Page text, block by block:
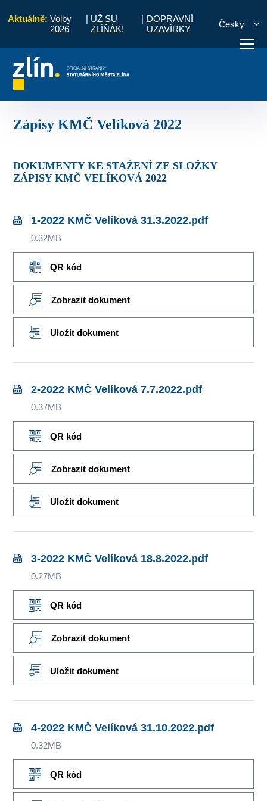
Aktuálně: Volby
2026
| UŽ SU
ZLÍŇÁK!
| DOPRAVNÍ
UZAVÍRKY
Česky
vyřídit Potřebuji zaplatit
Zápisy KMČ Velíková 2022
DOKUMENTY KE STAŽENÍ ZE SLOŽKY
ZÁPISY KMČ VELÍKOVÁ 2022
1-2022 KMČ Velíková 31.3.2022.pdf
0.32MB
QR kód
Zobrazit dokument
Uložit dokument
2-2022 KMČ Velíková 7.7.2022.pdf
0.37MB
QR kód
Zobrazit dokument
Uložit dokument
3-2022 KMČ Velíková 18.8.2022.pdf
0.27MB
QR kód
Zobrazit dokument
Uložit dokument
4-2022 KMČ Velíková 31.10.2022.pdf
0.32MB
QR kód